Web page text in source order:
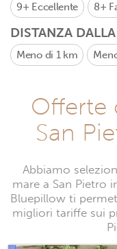
9+ Eccellente 8+
DISTANZA
Meno di 1 km
Offerte
San
Abbiamo
mare a San Pietro
Bluepillow ti
migliori tariffe sui